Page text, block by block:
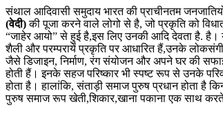
संथाल आदिवासी समुदाय भारत की प्राचीनतम
(वेदी)की पूजा करने वाले लोगो से है, जो प्रकृति को
“जाहेर आयो” से हुई है,इस लिए उनकी आदि देवता है. है।
शैली और परम्परायें प्रकृति पर आधारित हैं,उनके
जैसे डिजाइन, निर्माण, रंग संयोजन और अपने घर की
होती हैं। इनके सहज परिष्कार भी स्पष्ट रूप से उनके
होता है। हालांकि, संताड़ी समाज पुरुष प्रधान होता है
पुरुष समाज रूप खेती,शिकार,खाना पकाना एक साथ करते